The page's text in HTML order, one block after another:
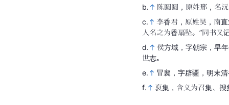
b.
陈圆圆，原姓邢，名
c.
李香君，原姓吴，南
人名之为香扇坠。”同书又
d.
侯方域，字朝宗，早
世志。
e.
冒襄，字辟疆，明末
f.
裒集，含义为召集、搜